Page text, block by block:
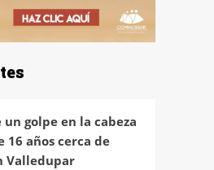
golpe en la cabeza
16 años cerca de
Valledupar